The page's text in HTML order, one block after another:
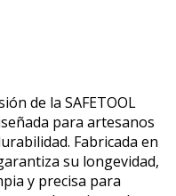
de la SAFETOOL
para artesanos
Fabricada en
su longevidad,
y precisa para